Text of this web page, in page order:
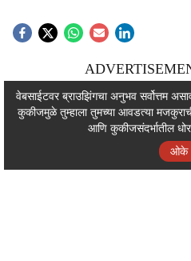
वेबसाईटवर ब्राउझिंगचा अनुभव सर्वोत्तम
कुकीजमुळे तुम्हाला तुमच्या आवडत्या
आणि कुकीजसंदर्भातील
ओके